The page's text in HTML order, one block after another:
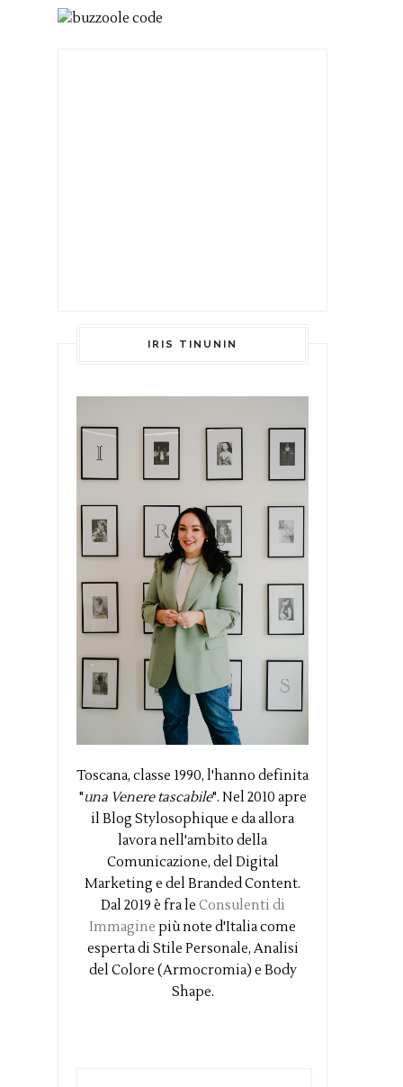
IRIS TINUNIN
Toscana, classe 1990, l'hanno definita
"una Venere tascabile". Nel 2010 apre
il Blog Stylosophique e da allora
lavora nell'ambito della
Comunicazione, del Digital
Marketing e del Branded Content.
Dal 2019 è fra le Consulenti di
Immagine più note d'Italia come
esperta di Stile Personale, Analisi
del Colore (Armocromia) e Body
Shape.